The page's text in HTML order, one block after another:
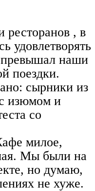
, в
удовлетворять
превышал наши
поездки.
сырники из
изюмом и
со
милое,
Мы были на
но думаю,
не хуже.